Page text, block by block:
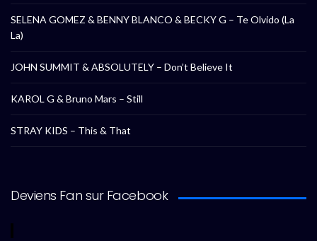
SELENA GOMEZ & BENNY BLANCO & BECKY G – Te Olvido (La
La)
JOHN SUMMIT & ABSOLUTELY – Don’t Believe It
KAROL G & Bruno Mars – Still
STRAY KIDS – This & That
Deviens Fan sur Facebook